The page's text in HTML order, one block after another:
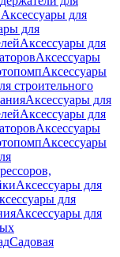
Аксессуары для
для
Аксессуары для
Аксессуары
Аксессуары
строительного
Аксессуары для
Аксессуары для
Аксессуары
Аксессуары
Аксессуары для
для
Аксессуары для
Садовая